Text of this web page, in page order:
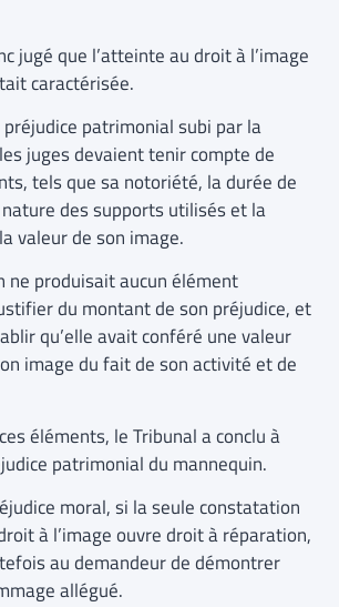
jugé que l’atteinte au droit à l’image
caractérisée.
préjudice patrimonial subi par la
juges devaient tenir compte de
tels que sa notoriété, la durée de
des supports utilisés et la
valeur de son image.
ne produisait aucun élément
du montant de son préjudice, et
qu’elle avait conféré une valeur
image du fait de son activité et de
éléments, le Tribunal a conclu à
patrimonial du mannequin.
moral, si la seule constatation
à l’image ouvre droit à réparation,
au demandeur de démontrer
allégué.